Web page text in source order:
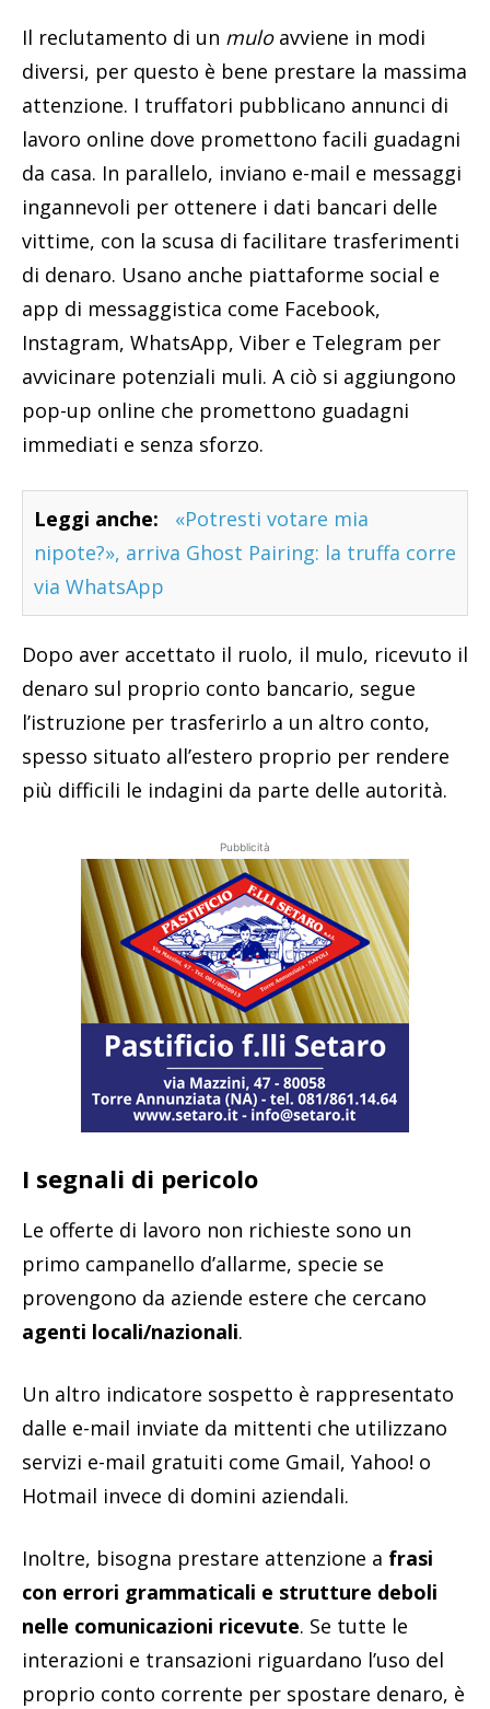
Il reclutamento di un mulo avviene in modi
diversi, per questo è bene prestare la massima
attenzione. I truffatori pubblicano annunci di
lavoro online dove promettono facili guadagni
da casa. In parallelo, inviano e-mail e messaggi
ingannevoli per ottenere i dati bancari delle
vittime, con la scusa di facilitare trasferimenti
di denaro. Usano anche piattaforme social e
app di messaggistica come Facebook,
Instagram, WhatsApp, Viber e Telegram per
avvicinare potenziali muli. A ciò si aggiungono
pop-up online che promettono guadagni
immediati e senza sforzo.
Leggi anche:
«Potresti votare mia
nipote?», arriva Ghost Pairing: la truffa corre
via WhatsApp
Dopo aver accettato il ruolo, il mulo, ricevuto il
denaro sul proprio conto bancario, segue
l’istruzione per trasferirlo a un altro conto,
spesso situato all’estero proprio per rendere
più difficili le indagini da parte delle autorità.
Pubblicità
I segnali di pericolo
Le offerte di lavoro non richieste sono un
primo campanello d’allarme, specie se
provengono da aziende estere che cercano
agenti locali/nazionali.
Un altro indicatore sospetto è rappresentato
dalle e-mail inviate da mittenti che utilizzano
servizi e-mail gratuiti come Gmail, Yahoo! o
Hotmail invece di domini aziendali.
Inoltre, bisogna prestare attenzione a frasi
con errori grammaticali e strutture deboli
nelle comunicazioni ricevute. Se tutte le
interazioni e transazioni riguardano l’uso del
proprio conto corrente per spostare denaro, è